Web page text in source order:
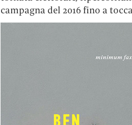
campagna del 2016 fino a